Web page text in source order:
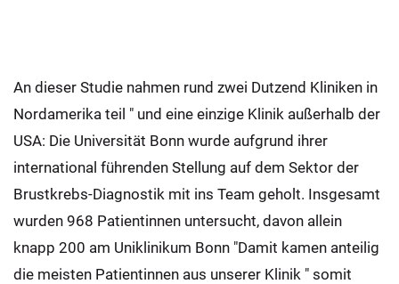
An dieser Studie nahmen rund zwei Dutzend Kliniken in
Nordamerika teil " und eine einzige Klinik außerhalb der
USA: Die Universität Bonn wurde aufgrund ihrer
international führenden Stellung auf dem Sektor der
Brustkrebs-Diagnostik mit ins Team geholt. Insgesamt
wurden 968 Patientinnen untersucht, davon allein
knapp 200 am Uniklinikum Bonn "Damit kamen anteilig
die meisten Patientinnen aus unserer Klinik " somit